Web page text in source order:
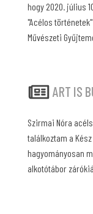
hogy 2020. július
"Acélos
Művészeti
ART IS
Szirmai Nóra
találkoztam a
hagyományosan
alkotótábor